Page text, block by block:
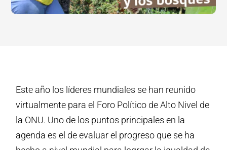
Este año los líderes mundiales se han reunido
virtualmente para el Foro Político de Alto Nivel de
la ONU. Uno de los puntos principales en la
agenda es el de evaluar el progreso que se ha